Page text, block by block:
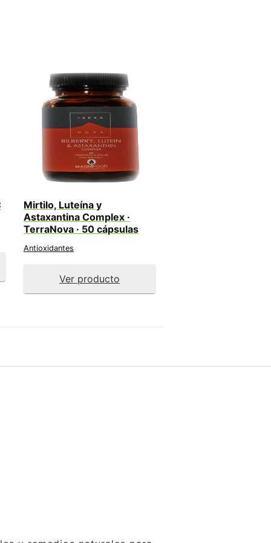
Mirtilo, Luteína y
Astaxantina Complex ·
TerraNova · 50 cápsulas
Antioxidantes
Ver producto